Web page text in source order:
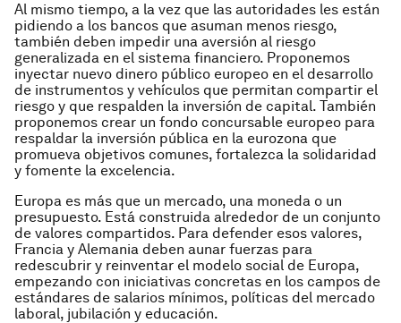
Al mismo tiempo, a la vez que las autoridades les están
pidiendo a los bancos que asuman menos riesgo,
también deben impedir una aversión al riesgo
generalizada en el sistema financiero. Proponemos
inyectar nuevo dinero público europeo en el desarrollo
de instrumentos y vehículos que permitan compartir el
riesgo y que respalden la inversión de capital. También
proponemos crear un fondo concursable europeo para
respaldar la inversión pública en la eurozona que
promueva objetivos comunes, fortalezca la solidaridad
y fomente la excelencia.
Europa es más que un mercado, una moneda o un
presupuesto. Está construida alrededor de un conjunto
de valores compartidos. Para defender esos valores,
Francia y Alemania deben aunar fuerzas para
redescubrir y reinventar el modelo social de Europa,
empezando con iniciativas concretas en los campos de
estándares de salarios mínimos, políticas del mercado
laboral, jubilación y educación.